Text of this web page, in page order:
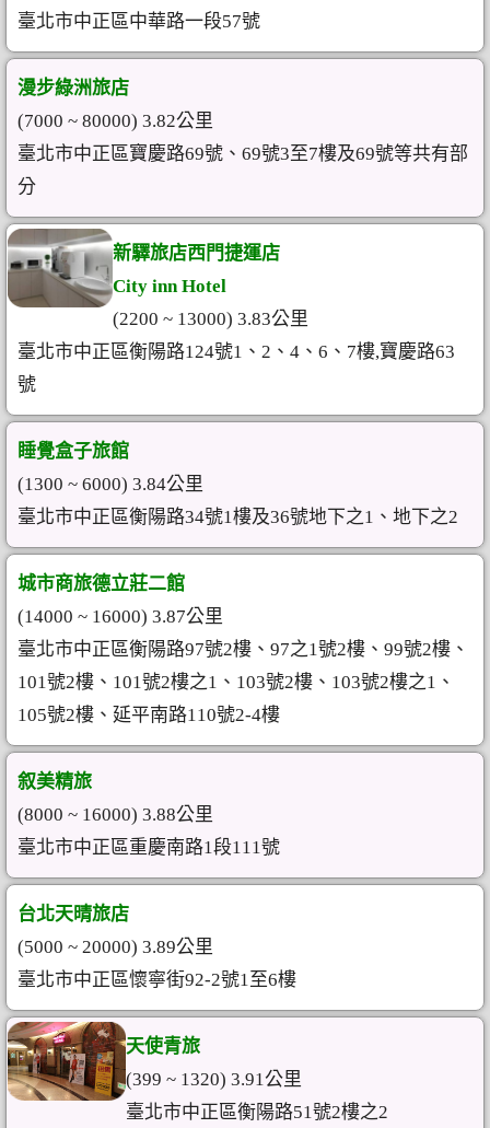
臺北市中正區中華路一段57號
漫步綠洲旅店
(7000 ~ 80000) 3.82公里
臺北市中正區寶慶路69號、69號3至7樓及69號等共有部
分
新驛旅店西門捷運店
City inn Hotel
(2200 ~ 13000) 3.83公里
臺北市中正區衡陽路124號1、2、4、6、7樓,寶慶路63
號
睡覺盒子旅館
(1300 ~ 6000) 3.84公里
臺北市中正區衡陽路34號1樓及36號地下之1、地下之2
城市商旅德立莊二館
(14000 ~ 16000) 3.87公里
臺北市中正區衡陽路97號2樓、97之1號2樓、99號2樓、
101號2樓、101號2樓之1、103號2樓、103號2樓之1、
105號2樓、延平南路110號2-4樓
叙美精旅
(8000 ~ 16000) 3.88公里
臺北市中正區重慶南路1段111號
台北天晴旅店
(5000 ~ 20000) 3.89公里
臺北市中正區懷寧街92-2號1至6樓
天使青旅
(399 ~ 1320) 3.91公里
臺北市中正區衡陽路51號2樓之2